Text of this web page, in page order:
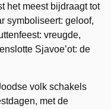
het meest bijdraagt tot
symboliseert: geloof,
vreugde,
Sjavoe’ot: de
volk schakels
met de